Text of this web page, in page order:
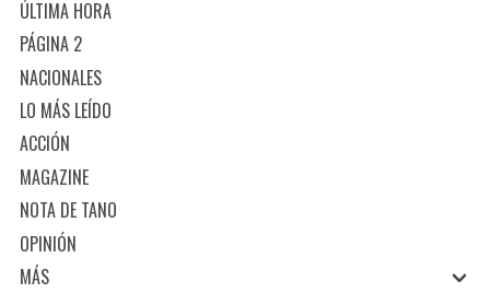
ÚLTIMA HORA
PÁGINA 2
NACIONALES
LO MÁS LEÍDO
ACCIÓN
MAGAZINE
NOTA DE TANO
OPINIÓN
MÁS